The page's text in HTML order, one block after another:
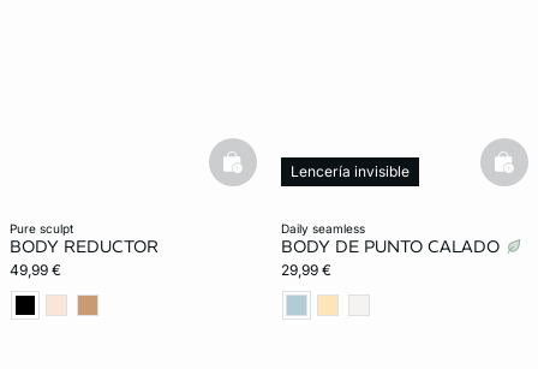
pure sculpt
BODY REDUCTOR
49,99 €
basketfull
daily seamless
BODY DE PUNTO CALADO
29,99 €
Lencería invisible